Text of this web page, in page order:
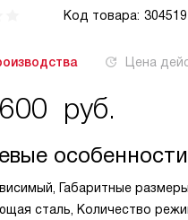
Код товара: 304519
Цена
руб.
особенности
Габаритные
сталь, Количество